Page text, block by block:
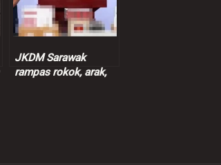
JKDM Sarawak
rampas rokok, arak,